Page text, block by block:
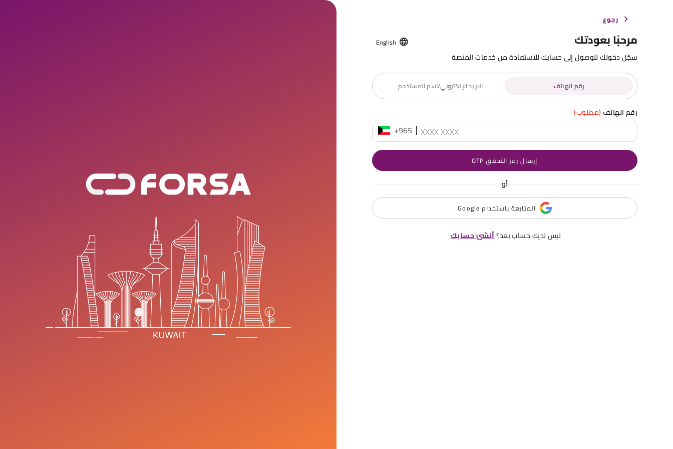
رجوع
مرحبًا بعودتك English
سجّل دخولك للوصول إلى حسابك للاستفادة من خدمات المنصة
رقم الهاتف البريد الإلكتروني/اسم المستخدم
رقم الهاتف(مطلوب)
+965
إرسال رمز التحقق OTP
أو
المتابعة باستخدام Google
ليس لديك حساب بعد؟أنشئ حسابك